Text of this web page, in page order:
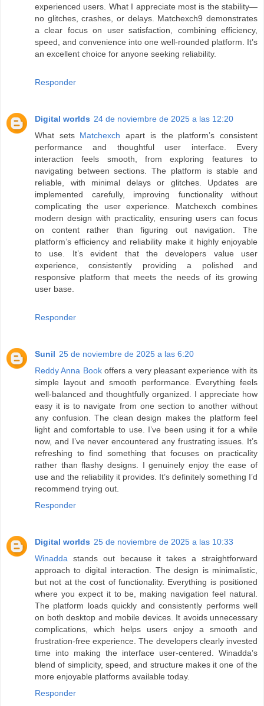
experienced users. What I appreciate most is the stability—
no glitches, crashes, or delays. Matchexch9 demonstrates
a clear focus on user satisfaction, combining efficiency,
speed, and convenience into one well-rounded platform. It’s
an excellent choice for anyone seeking reliability.
Responder
Digital worlds 24 de noviembre de 2025 a las 12:20
What sets Matchexch apart is the platform’s consistent
performance and thoughtful user interface. Every
interaction feels smooth, from exploring features to
navigating between sections. The platform is stable and
reliable, with minimal delays or glitches. Updates are
implemented carefully, improving functionality without
complicating the user experience. Matchexch combines
modern design with practicality, ensuring users can focus
on content rather than figuring out navigation. The
platform’s efficiency and reliability make it highly enjoyable
to use. It’s evident that the developers value user
experience, consistently providing a polished and
responsive platform that meets the needs of its growing
user base.
Responder
Sunil 25 de noviembre de 2025 a las 6:20
Reddy Anna Bookoffers a very pleasant experience with its
simple layout and smooth performance. Everything feels
well-balanced and thoughtfully organized. I appreciate how
easy it is to navigate from one section to another without
any confusion. The clean design makes the platform feel
light and comfortable to use. I’ve been using it for a while
now, and I’ve never encountered any frustrating issues. It’s
refreshing to find something that focuses on practicality
rather than flashy designs. I genuinely enjoy the ease of
use and the reliability it provides. It’s definitely something I’d
recommend trying out.
Responder
Digital worlds 25 de noviembre de 2025 a las 10:33
Winadda stands out because it takes a straightforward
approach to digital interaction. The design is minimalistic,
but not at the cost of functionality. Everything is positioned
where you expect it to be, making navigation feel natural.
The platform loads quickly and consistently performs well
on both desktop and mobile devices. It avoids unnecessary
complications, which helps users enjoy a smooth and
frustration-free experience. The developers clearly invested
time into making the interface user-centered. Winadda’s
blend of simplicity, speed, and structure makes it one of the
more enjoyable platforms available today.
Responder